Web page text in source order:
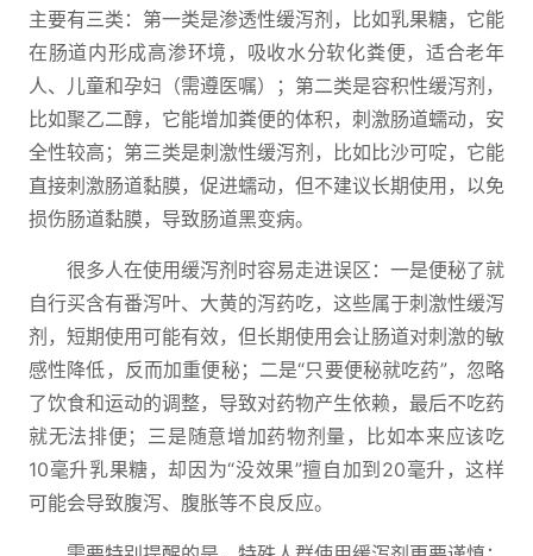
主要有三类：第一类是渗透性缓泻剂，比如乳果糖，它能
在肠道内形成高渗环境，吸收水分软化粪便，适合老年
人、儿童和孕妇（需遵医嘱）；第二类是容积性缓泻剂，
比如聚乙二醇，它能增加粪便的体积，刺激肠道蠕动，安
全性较高；第三类是刺激性缓泻剂，比如比沙可啶，它能
直接刺激肠道黏膜，促进蠕动，但不建议长期使用，以免
损伤肠道黏膜，导致肠道黑变病。
很多人在使用缓泻剂时容易走进误区：一是便秘了就
自行买含有番泻叶、大黄的泻药吃，这些属于刺激性缓泻
剂，短期使用可能有效，但长期使用会让肠道对刺激的敏
感性降低，反而加重便秘；二是“只要便秘就吃药”，忽略
了饮食和运动的调整，导致对药物产生依赖，最后不吃药
就无法排便；三是随意增加药物剂量，比如本来应该吃
10毫升乳果糖，却因为“没效果”擅自加到20毫升，这样
可能会导致腹泻、腹胀等不良反应。